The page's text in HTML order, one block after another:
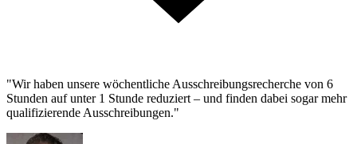
"Wir haben unsere wöchentliche Ausschreibungsrecherche von 6
Stunden auf unter 1 Stunde reduziert – und finden dabei sogar mehr
qualifizierende Ausschreibungen."